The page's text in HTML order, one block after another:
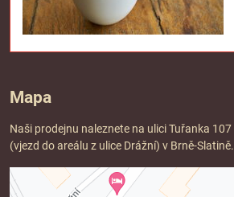
Mapa
Naši prodejnu naleznete na ulici Tuřanka 107
(vjezd do areálu z ulice Drážní) v Brně-Slatině.